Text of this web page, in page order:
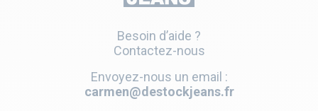
Besoin d’aide ?
Contactez-nous
Envoyez-nous un email :
carmen@destockjeans.fr